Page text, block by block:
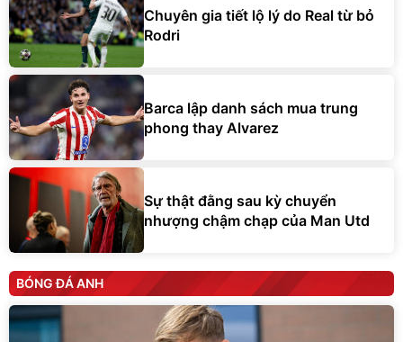
Chuyên gia tiết lộ lý do Real từ bỏ
Rodri
Barca lập danh sách mua trung
phong thay Alvarez
Sự thật đằng sau kỳ chuyển
nhượng chậm chạp của Man Utd
BÓNG ĐÁ ANH